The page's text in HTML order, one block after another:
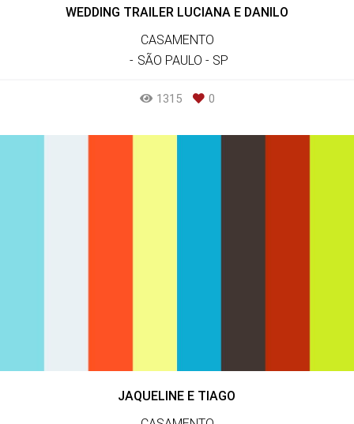
WEDDING TRAILER LUCIANA E DANILO
CASAMENTO
SÃO PAULO - SP
1315 0
JAQUELINE E TIAGO